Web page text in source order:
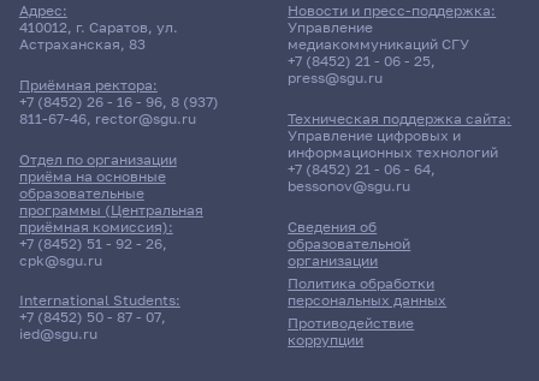
Адрес:
410012, г. Саратов, ул.
Астраханская, 83
Приёмная ректора:
+7 (8452) 26 - 16 - 96, 8 (937)
811-67-46, rector@sgu.ru
Отдел по организации
приёма на основные
образовательные
программы (Центральная
приёмная комиссия):
+7 (8452) 51 - 92 - 26,
cpk@sgu.ru
International Students:
+7 (8452) 50 - 87 - 07,
ied@sgu.ru
Сведения об
образовательной
организации
Политика обработки
персональных данных
Противодействие
коррупции
Новости и пресс-поддержка:
Управление
медиакоммуникаций СГУ
+7 (8452) 21 - 06 - 25,
press@sgu.ru
Техническая поддержка сайта:
Управление цифровых и
информационных технологий
+7 (8452) 21 - 06 - 64,
bessonov@sgu.ru